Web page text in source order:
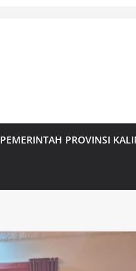
PEMERINTAH PROVINSI